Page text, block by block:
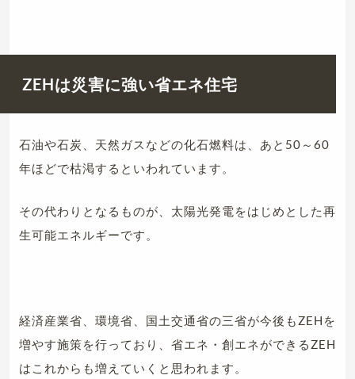
ZEHは災害に強い省エネ住宅
石油や石炭、天然ガスなどの化石燃料は、あと50～60
年ほどで枯渇するといわれています。
その代わりとなるものが、太陽光発電をはじめとした再
生可能エネルギーです。
経済産業省、環境省、国土交通省の三省が今後もZEHを
増やす施策を行っており、省エネ・創エネができるZEH
はこれからも増えていくと思われます。